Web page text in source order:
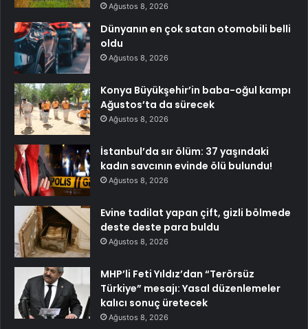
Ağustos 8, 2026
Dünyanın en çok satan otomobili belli
oldu
Ağustos 8, 2026
Konya Büyükşehir’in baba-oğul kampı
Ağustos’ta da sürecek
Ağustos 8, 2026
İstanbul’da sır ölüm: 37 yaşındaki
kadın savcının evinde ölü bulundu!
Ağustos 8, 2026
Evine tadilat yapan çift, gizli bölmede
deste deste para buldu
Ağustos 8, 2026
MHP’li Feti Yıldız’dan “Terörsüz
Türkiye” mesajı: Yasal düzenlemeler
kalıcı sonuç üretecek
Ağustos 8, 2026